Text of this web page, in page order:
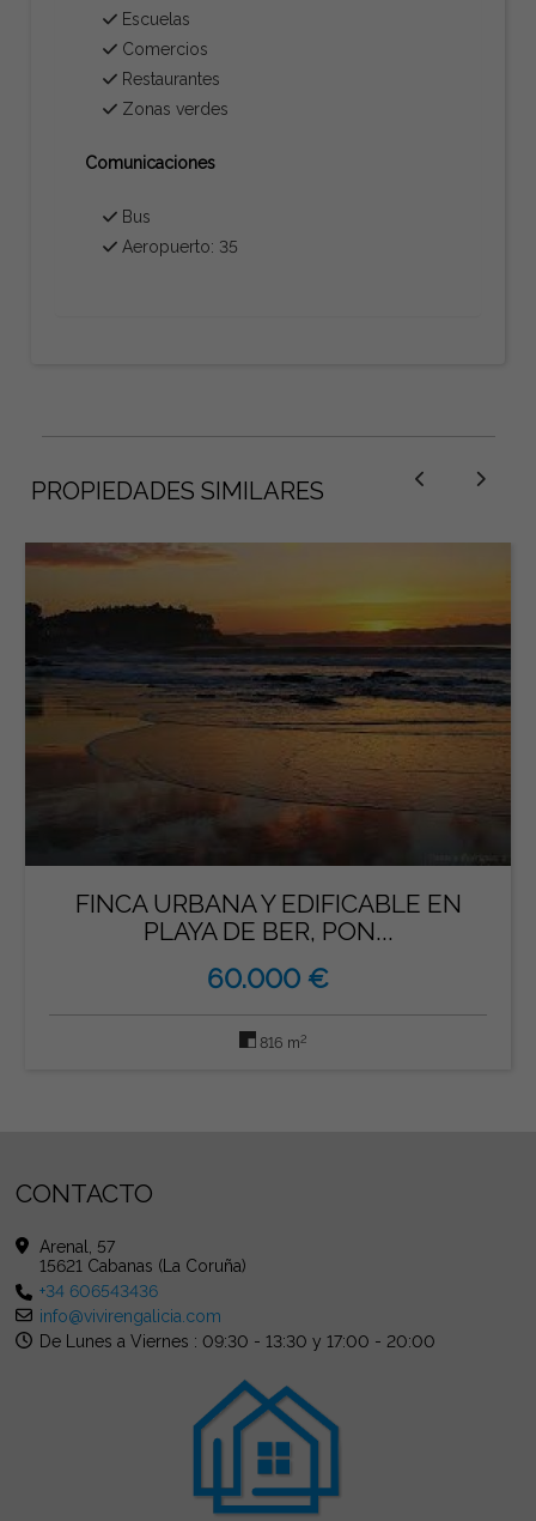
Escuelas
Comercios
Restaurantes
Zonas verdes
Comunicaciones
Bus
Aeropuerto: 35
PROPIEDADES SIMILARES
FINCA URBANA Y EDIFICABLE EN
PLAYA DE BER, PON...
60.000 €
816 m2
CONTACTO
Arenal, 57
15621 Cabanas (La Coruña)
+34 606543436
info@vivirengalicia.com
De Lunes a Viernes : 09:30 - 13:30 y 17:00 - 20:00